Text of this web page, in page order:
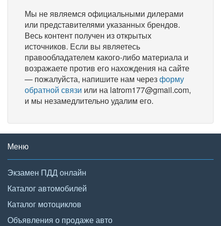
Мы не являемся официальными дилерами
или представителями указанных брендов.
Весь контент получен из открытых
источников. Если вы являетесь
правообладателем какого-либо материала и
возражаете против его нахождения на сайте
— пожалуйста, напишите нам черезформу
обратной связи или на latrom177@gmail.com,
и мы незамедлительно удалим его.
Меню
Экзамен ПДД онлайн
Каталог автомобилей
Каталог мотоциклов
Объявления о продаже авто